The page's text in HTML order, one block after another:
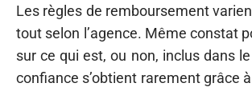
Les règles de remboursement
tout selon l’agence. Même constat
sur ce qui est, ou non, inclus dans
confiance s’obtient rarement grâce